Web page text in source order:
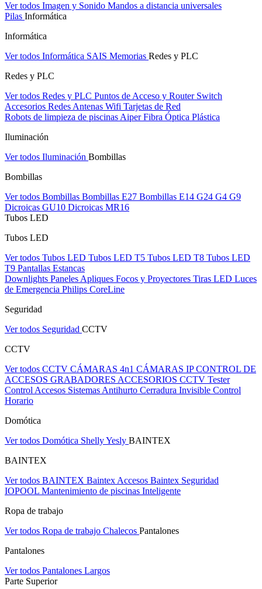
Ver todos Imagen y Sonido Mandos a distancia universales
Pilas Informática
Informática
Ver todos Informática SAIS Memorias Redes y PLC
Redes y PLC
Ver todos Redes y PLC Puntos de Acceso y Router Switch
Accesorios Redes Antenas Wifi Tarjetas de Red
Robots de limpieza de piscinas AiperFibra Óptica Plástica
Iluminación
Ver todos Iluminación Bombillas
Bombillas
Ver todos Bombillas Bombillas E27 Bombillas E14 G24 G4 G9
Dicroicas GU10 Dicroicas MR16
Tubos LED
Tubos LED
Ver todos Tubos LED Tubos LED T5 Tubos LED T8 Tubos LED
T9 Pantallas Estancas
Downlights Paneles Apliques Focos y Proyectores Tiras LED Luces
de Emergencia Philips CoreLine
Seguridad
Ver todos Seguridad CCTV
CCTV
Ver todos CCTV CÁMARAS 4n1 CÁMARAS IPCONTROL DE
ACCESOS GRABADORES ACCESORIOS CCTV Tester
Control Accesos Sistemas Antihurto Cerradura Invisible Control
Horario
Domótica
Ver todos Domótica ShellyYesly BAINTEX
BAINTEX
Ver todos BAINTEX Baintex Accesos Baintex Seguridad
IOPOOL Mantenimiento de piscinas Inteligente
Ropa de trabajo
Ver todos Ropa de trabajo Chalecos Pantalones
Pantalones
Ver todos Pantalones Largos
Parte Superior